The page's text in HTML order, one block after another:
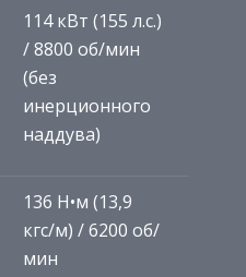
114 кВт (155 л.с.)
/ 8800 об/мин
(без
инерционного
наддува)
136 Н•м (13,9
кгс/м) / 6200 об/
мин